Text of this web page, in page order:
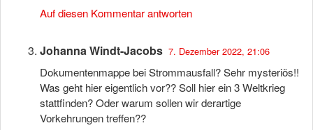
Auf diesen Kommentar antworten
Johanna Windt-Jacobs 7. Dezember 2022, 21:06
Dokumentenmappe bei Strommausfall? Sehr mysteriös!!
Was geht hier eigentlich vor?? Soll hier ein 3 Weltkrieg
stattfinden? Oder warum sollen wir derartige
Vorkehrungen treffen??